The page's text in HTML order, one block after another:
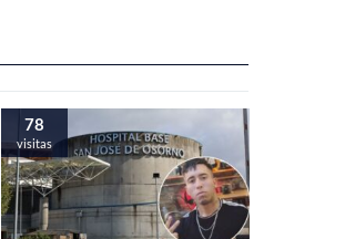
78
visitas